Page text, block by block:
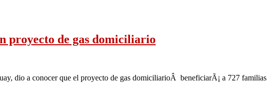
proyecto de gas domiciliario
dio a conocer que el proyecto de gas domiciliarioÂ beneficiarÃ¡ a 727 familias